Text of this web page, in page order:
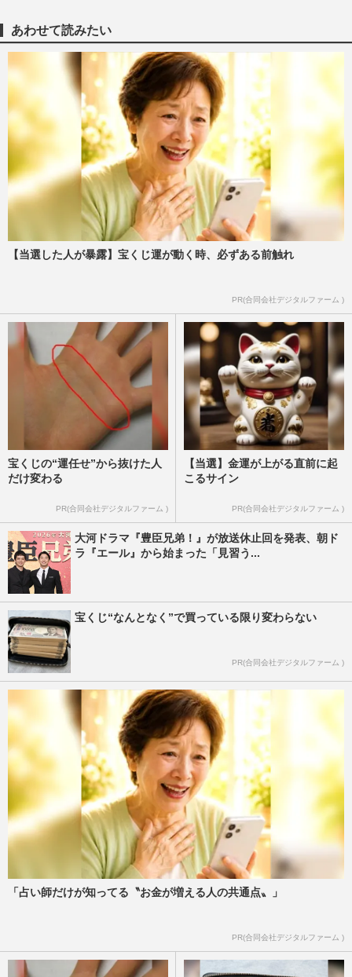
あわせて読みたい
【当選した人が暴露】宝くじ運が動く時、必ずある前触れ
PR(合同会社デジタルファーム )
宝くじの“運任せ”から抜けた人
だけ変わる
PR(合同会社デジタルファーム )
【当選】金運が上がる直前に起
こるサイン
PR(合同会社デジタルファーム )
大河ドラマ『豊臣兄弟！』が放送休止回を発表、朝ド
ラ『エール』から始まった「見習う...
宝くじ“なんとなく”で買っている限り変わらない
PR(合同会社デジタルファーム )
「占い師だけが知ってる〝お金が増える人の共通点〟」
PR(合同会社デジタルファーム )